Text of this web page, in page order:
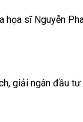
họa sĩ Nguyễn
giải ngân đầu